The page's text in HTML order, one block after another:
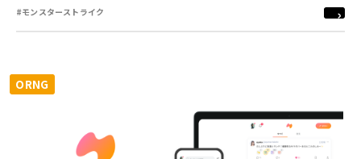
#モンスターストライク
ORNG